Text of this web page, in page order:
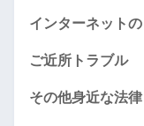
インターネット
ご近所トラブル
その他身近な法